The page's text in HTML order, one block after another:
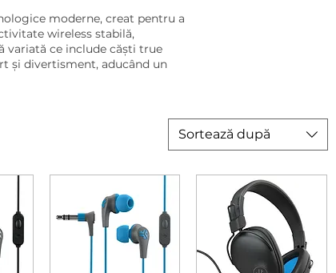
moderne, creat pentru a
wireless stabilă,
variată ce include căști true
și divertisment, aducând un
Sortează după